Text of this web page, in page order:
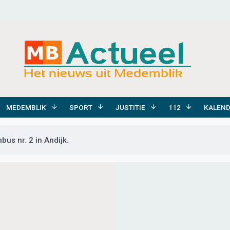
MEDEMBLIK SPORT JUSTITIE 112
nr. 2 in Andijk.